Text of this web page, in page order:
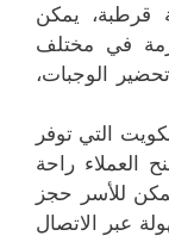
قرطبة، يمكن
في مختلف
الوجبات،
التي توفر
العملاء راحة
للأسر حجز
عبر الاتصال